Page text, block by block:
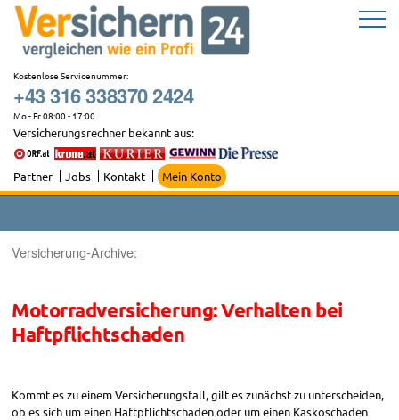
Zum
Inhalt
springen
Kostenlose Servicenummer:
+43 316 338370 2424
Mo - Fr 08:00 - 17:00
Versicherungsrechner bekannt aus:
Partner Jobs Kontakt Mein Konto
Versicherung-Archive:
Motorradversicherung: Verhalten bei
Haftpflichtschaden
Kommt es zu einem Versicherungsfall, gilt es zunächst zu unterscheiden,
ob es sich um einen Haftpflichtschaden oder um einen Kaskoschaden